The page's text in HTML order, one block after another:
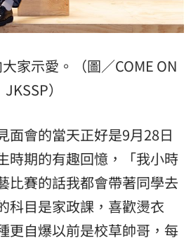
家示愛。（圖／COME ON
JKSSP）
面會的當天正好是9月28日
時期的有趣回憶，「我小時
比賽的話我都會帶著同學去
科目是家政課，喜歡燙衣
更自爆以前是校草帥哥，每